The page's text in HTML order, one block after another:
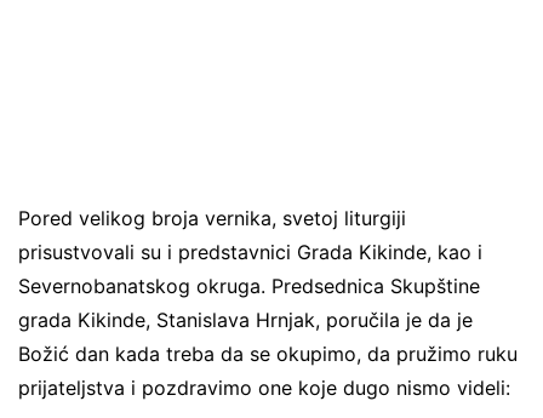
Pored velikog broja vernika, svetoj liturgiji
prisustvovali su i predstavnici Grada Kikinde, kao i
Severnobanatskog okruga. Predsednica Skupštine
grada Kikinde, Stanislava Hrnjak, poručila je da je
Božić dan kada treba da se okupimo, da pružimo ruku
prijateljstva i pozdravimo one koje dugo nismo videli: